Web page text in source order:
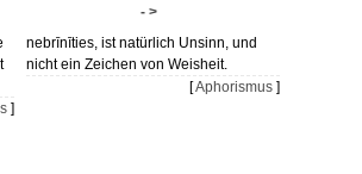
- >
]
nebrīnīties, ist natürlich Unsinn, und
nicht ein Zeichen von Weisheit.
[Aphorismus ]